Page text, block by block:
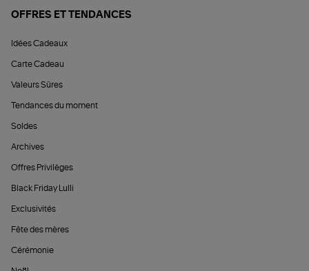
OFFRES ET TENDANCES
Idées Cadeaux
Carte Cadeau
Valeurs Sûres
Tendances du moment
Soldes
Archives
Offres Privilèges
Black Friday Lulli
Exclusivités
Fête des mères
Cérémonie